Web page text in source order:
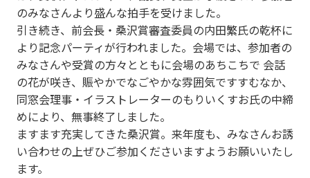
のみなさんより盛んな拍手を受けました。
引き続き、前会長・桑沢賞審査委員の内田繁氏の乾杯に
より記念パーティが行われました。会場では、参加者の
みなさんや受賞の方々とともに会場のあちこちで 会話
の花が咲き、賑やかでなごやかな雰囲気ですすむなか、
同窓会理事・イラストレーターのもりいくすお氏の中締
めにより、無事終了しました。
ますます充実してきた桑沢賞。来年度も、みなさんお誘
い合わせの上ぜひご参加くださいますようお願いいたし
ます。